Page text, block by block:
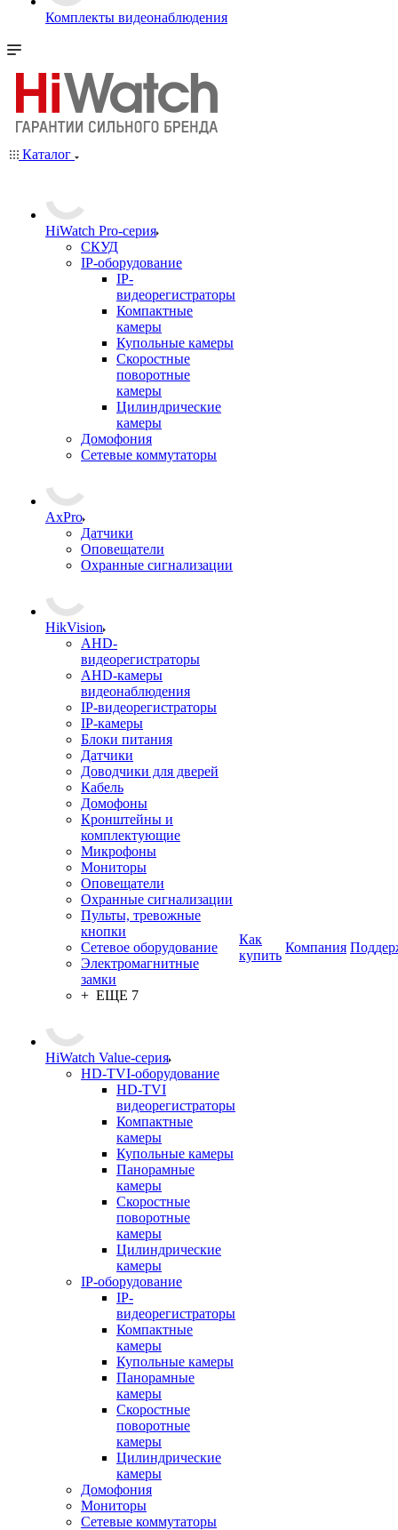
Комплекты видеонаблюдения
Каталог
HiWatch Pro-серия
CКУД
IP-оборудование
IP-
видеорегистраторы
Компактные
камеры
Купольные камеры
Скоростные
поворотные
камеры
Цилиндрические
камеры
Домофония
Сетевые коммутаторы
AxPro
Датчики
Оповещатели
Охранные сигнализации
HikVision
AHD-
видеорегистраторы
AHD-камеры
видеонаблюдения
IP-видеорегистраторы
IP-камеры
Блоки питания
Датчики
Доводчики для дверей
Кабель
Домофоны
Кронштейны и
комплектующие
Микрофоны
Мониторы
Оповещатели
Охранные сигнализации
Пульты, тревожные
кнопки
Сетевое оборудование
Электромагнитные
замки
+ ЕЩЕ 7
HiWatch Value-серия
HD-TVI-оборудование
HD-TVI
видеорегистраторы
Компактные
камеры
Купольные камеры
Панорамные
камеры
Скоростные
поворотные
камеры
Цилиндрические
камеры
IP-оборудование
IP-
видеорегистраторы
Компактные
камеры
Купольные камеры
Панорамные
камеры
Скоростные
поворотные
камеры
Цилиндрические
камеры
Домофония
Мониторы
Сетевые коммутаторы
Как
купить
Компания